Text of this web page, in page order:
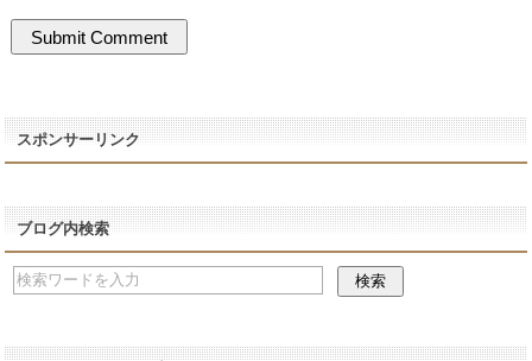
スポンサーリンク
ブログ内検索